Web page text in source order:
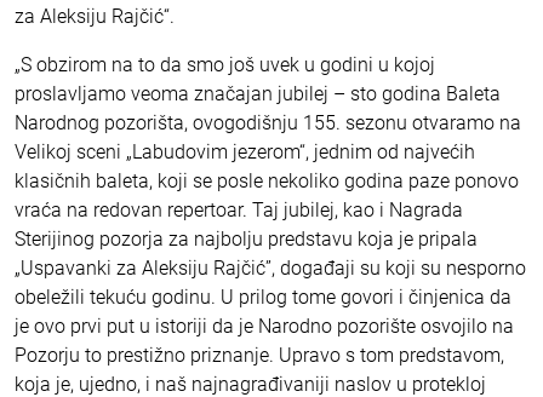
za Aleksiju Rajčić“.
„S obzirom na to da smo još uvek u godini u kojoj
proslavljamo veoma značajan jubilej – sto godina Baleta
Narodnog pozorišta, ovogodišnju 155. sezonu otvaramo na
Velikoj sceni „Labudovim jezerom“, jednim od najvećih
klasičnih baleta, koji se posle nekoliko godina paze ponovo
vraća na redovan repertoar. Taj jubilej, kao i Nagrada
Sterijinog pozorja za najbolju predstavu koja je pripala
„Uspavanki za Aleksiju Rajčić”, događaji su koji su nesporno
obeležili tekuću godinu. U prilog tome govori i činjenica da
je ovo prvi put u istoriji da je Narodno pozorište osvojilo na
Pozorju to prestižno priznanje. Upravo s tom predstavom,
koja je, ujedno, i naš najnagrađivaniji naslov u protekloj